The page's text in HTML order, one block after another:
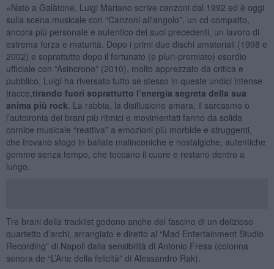
«Nato a Galàtone, Luigi Mariano scrive canzoni dal 1992 ed è oggi
sulla scena musicale con “Canzoni all'angolo”, un cd compatto,
ancora più personale e autentico dei suoi precedenti, un lavoro di
estrema forza e maturità. Dopo i primi due dischi amatoriali (1998 e
2002) e soprattutto dopo il fortunato (e pluri-premiato) esordio
ufficiale con “Asincrono” (2010), molto apprezzato da critica e
pubblico, Luigi ha riversato tutto se stesso in queste undici intense
tracce, tirando fuori soprattutto l’energia segreta della sua
anima più rock . La rabbia, la disillusione amara, il sarcasmo o
l’autoironia dei brani più ritmici e movimentati fanno da solida
cornice musicale “reattiva” a emozioni più morbide e struggenti,
che trovano sfogo in ballate malinconiche e nostalgiche, autentiche
gemme senza tempo, che toccano il cuore e restano dentro a
lungo.
Tre brani della tracklist godono anche del fascino di un delizioso
quartetto d’archi, arrangiato e diretto al “Mad Entertainment Studio
Recording” di Napoli dalla sensibilità di Antonio Fresa (colonna
sonora de “L’Arte della felicità” di Alessandro Rak).